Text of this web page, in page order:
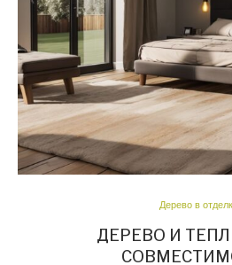
Дерево в
ДЕРЕВО И